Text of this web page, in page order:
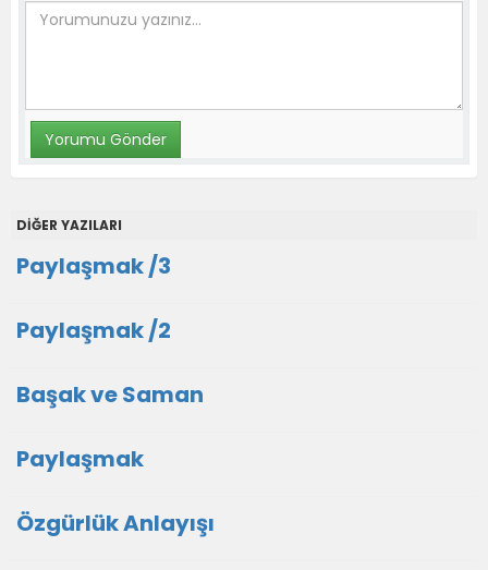
DİĞER YAZILARI
Paylaşmak /3
Paylaşmak /2
Başak ve Saman
Paylaşmak
Özgürlük Anlayışı